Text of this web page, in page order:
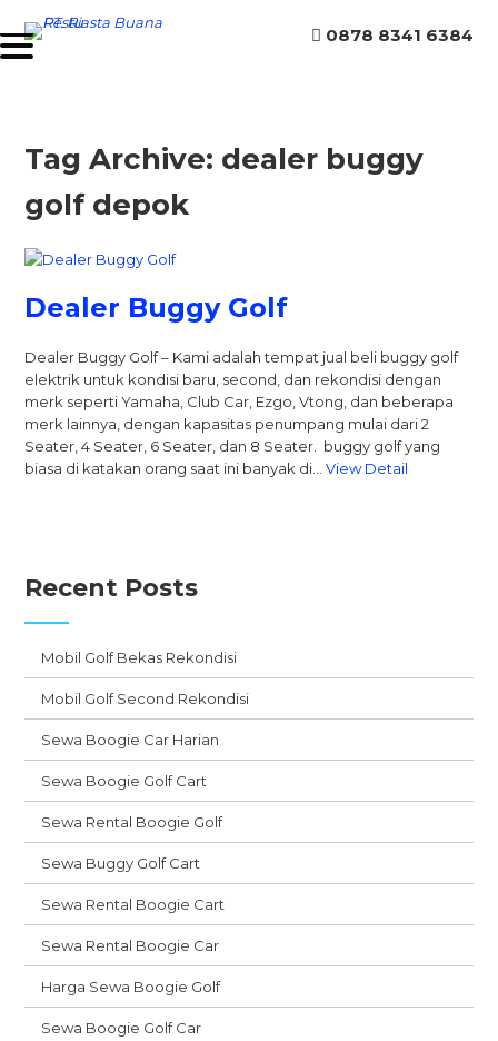
0878 8341 6384
Tag Archive: dealer buggy
golf depok
Dealer Buggy Golf
Dealer Buggy Golf – Kami adalah tempat jual beli buggy golf
elektrik untuk kondisi baru, second, dan rekondisi dengan
merk seperti Yamaha, Club Car, Ezgo, Vtong, dan beberapa
merk lainnya, dengan kapasitas penumpang mulai dari 2
Seater, 4 Seater, 6 Seater, dan 8 Seater. buggy golf yang
biasa di katakan orang saat ini banyak di…View Detail
Recent Posts
Mobil Golf Bekas Rekondisi
Mobil Golf Second Rekondisi
Sewa Boogie Car Harian
Sewa Boogie Golf Cart
Sewa Rental Boogie Golf
Sewa Buggy Golf Cart
Sewa Rental Boogie Cart
Sewa Rental Boogie Car
Harga Sewa Boogie Golf
Sewa Boogie Golf Car